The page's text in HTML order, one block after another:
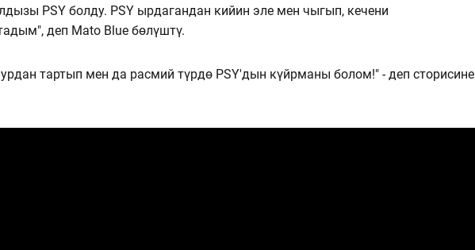
PSY болду. PSY ырдагандан кийин эле мен чыгып, кечени
деп Mato Blue бөлүштү.
тартып мен да расмий түрдө PSY'дын күйрманы болом!" - деп сторисине